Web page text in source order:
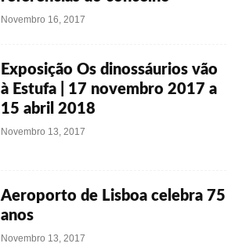
Novembro 16, 2017
Exposição Os dinossáurios vão
à Estufa | 17 novembro 2017 a
15 abril 2018
Novembro 13, 2017
Aeroporto de Lisboa celebra 75
anos
Novembro 13, 2017